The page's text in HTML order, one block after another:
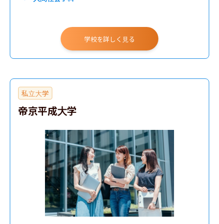
学校を詳しく見る
私立大学
帝京平成大学